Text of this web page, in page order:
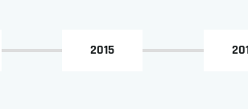
2015